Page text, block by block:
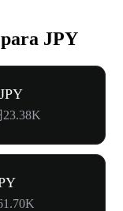
JPY
23.38K